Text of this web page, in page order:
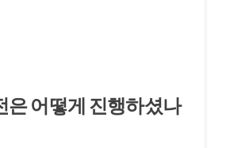
은 어떻게 진행하셨나